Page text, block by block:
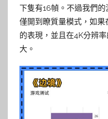
下隻有16幀。不過我們
僅開到瞭質量模式，如
的表現，並且在4K分辨
大。